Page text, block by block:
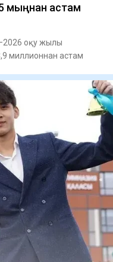
мыңнан астам
оқу жылы
миллионнан астам